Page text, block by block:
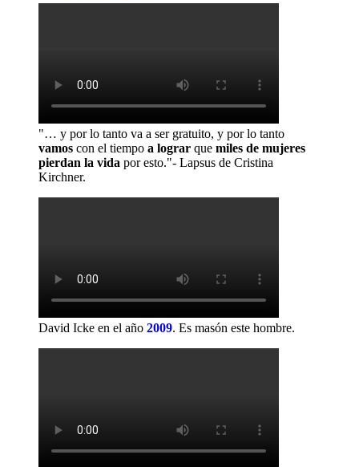
"… y por lo tanto va a ser gratuito, y por lo tanto
vamos con el tiempo a lograr que miles de mujeres
pierdan la vida por esto."- Lapsus de Cristina
Kirchner.
David Icke en el año 2009. Es masón este hombre.